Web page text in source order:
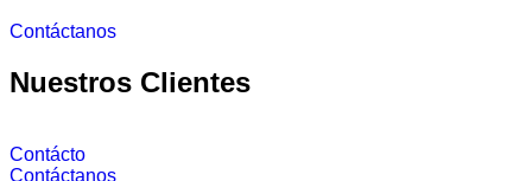
Contáctanos
Nuestros Clientes
Contácto
Contáctanos